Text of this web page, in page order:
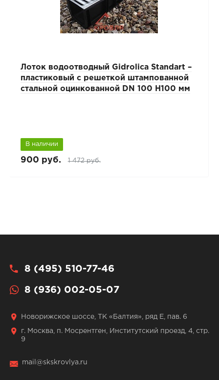
Лоток водоотводный Gidrolica Standart –
пластиковый с решеткой штампованной
стальной оцинкованной DN 100 H100 мм
В наличии
900 руб. 1 472 руб.
8 (495) 510-77-46
8 (936) 002-05-07
Новорижское шоссе, ТК «Балтия», ряд Е, пав. 6
г. Москва, п. Мосрентген, Институтский проезд, 4, стр.
9
mail@skskrovlya.ru